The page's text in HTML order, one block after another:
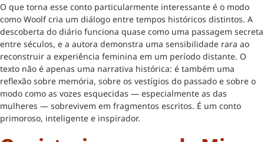
O que torna esse conto particularmente interessante é o modo
como Woolf cria um diálogo entre tempos históricos distintos. A
descoberta do diário funciona quase como uma passagem secreta
entre séculos, e a autora demonstra uma sensibilidade rara ao
reconstruir a experiência feminina em um período distante. O
texto não é apenas uma narrativa histórica: é também uma
reflexão sobre memória, sobre os vestígios do passado e sobre o
modo como as vozes esquecidas — especialmente as das
mulheres — sobrevivem em fragmentos escritos. É um conto
primoroso, inteligente e inspirador.